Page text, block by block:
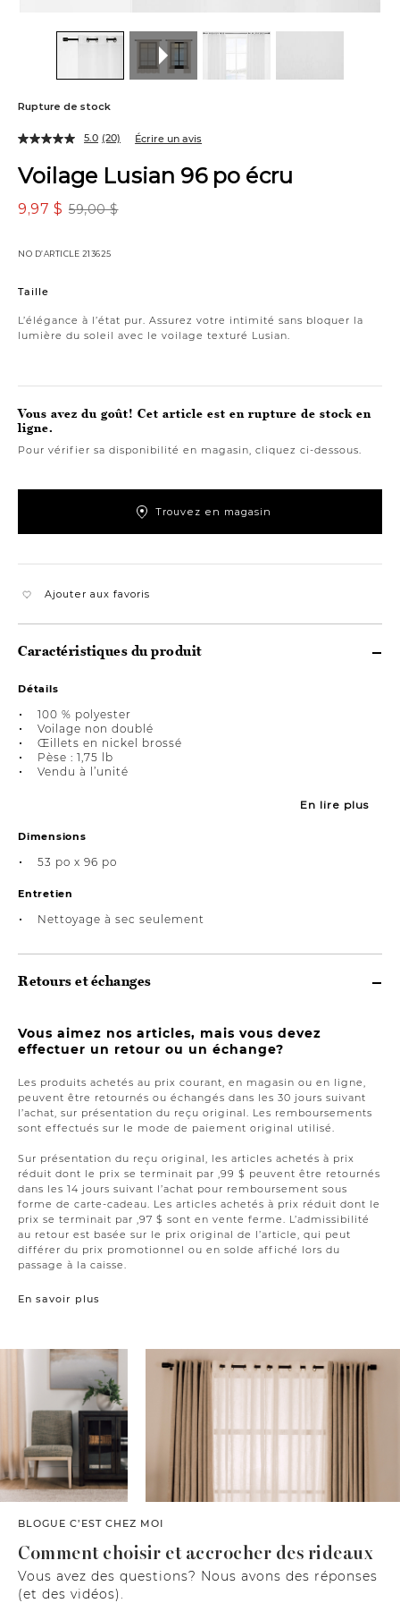
Rupture de stock
Voilage Lusian 96 po écru
59,00 $
9,97 $
NO D’ARTICLE 213625
L’élégance à l’état pur. Assurez votre intimité sans bloquer la
lumière du soleil avec le voilage texturé Lusian.
5.0 (20) Écrire un avis
Taille
Vous avez du goût! Cet article est en rupture de stock en
ligne.
Pour vérifier sa disponibilité en magasin, cliquez ci-dessous.
Trouvez en magasin
Ajouter aux favoris
Caractéristiques du produit
Détails
100 % polyester
Voilage non doublé
Œillets en nickel brossé
Pèse : 1,75 lb
Vendu à l’unité
En lire plus
Dimensions
53 po x 96 po
Entretien
Nettoyage à sec seulement
Retours et échanges
Vous aimez nos articles, mais vous devez
effectuer un retour ou un échange?
Les produits achetés au prix courant, en magasin ou en ligne,
peuvent être retournés ou échangés dans les 30 jours suivant
l’achat, sur présentation du reçu original. Les remboursements
sont effectués sur le mode de paiement original utilisé.
Sur présentation du reçu original, les articles achetés à prix
réduit dont le prix se terminait par ,99 $ peuvent être retournés
dans les 14 jours suivant l’achat pour remboursement sous
forme de carte-cadeau. Les articles achetés à prix réduit dont le
prix se terminait par ,97 $ sont en vente ferme. L’admissibilité
au retour est basée sur le prix original de l’article, qui peut
différer du prix promotionnel ou en solde affiché lors du
passage à la caisse.
En savoir plus
BLOGUE C’EST CHEZ MOI
Comment choisir et accrocher des rideaux
Vous avez des questions? Nous avons des réponses
(et des vidéos).